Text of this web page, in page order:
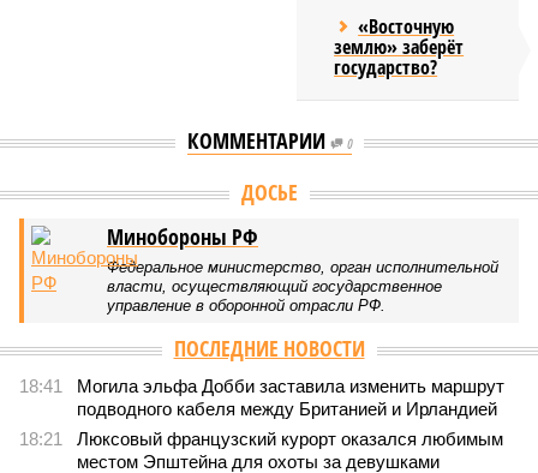
«Восточную
землю» заберёт
государство?
КОММЕНТАРИИ 0
ДОСЬЕ
Минобороны РФ
Федеральное министерство, орган исполнительной
власти, осуществляющий государственное
управление в оборонной отрасли РФ.
ПОСЛЕДНИЕ НОВОСТИ
18:41
Могила эльфа Добби заставила изменить маршрут
подводного кабеля между Британией и Ирландией
18:21
Люксовый французский курорт оказался любимым
местом Эпштейна для охоты за девушками